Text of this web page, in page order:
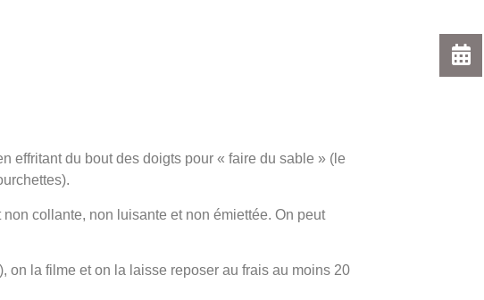
effritant du bout des doigts pour « faire du sable » (le
collante, non luisante et non émiettée. On peut
on la filme et on la laisse reposer au frais au moins 20